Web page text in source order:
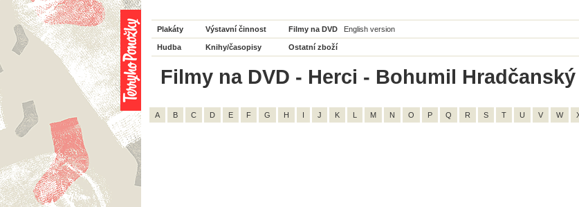
Plakáty Výstavní činnost Filmy na DVD English version
Hudba Knihy/časopisy Ostatní zboží
Filmy na DVD - Herci - Bohumil
A B C D E F G H I J K L M N O P Q R S T U V W